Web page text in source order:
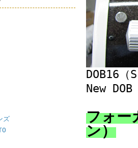
ズ
DOB16
New
フォー
ン）